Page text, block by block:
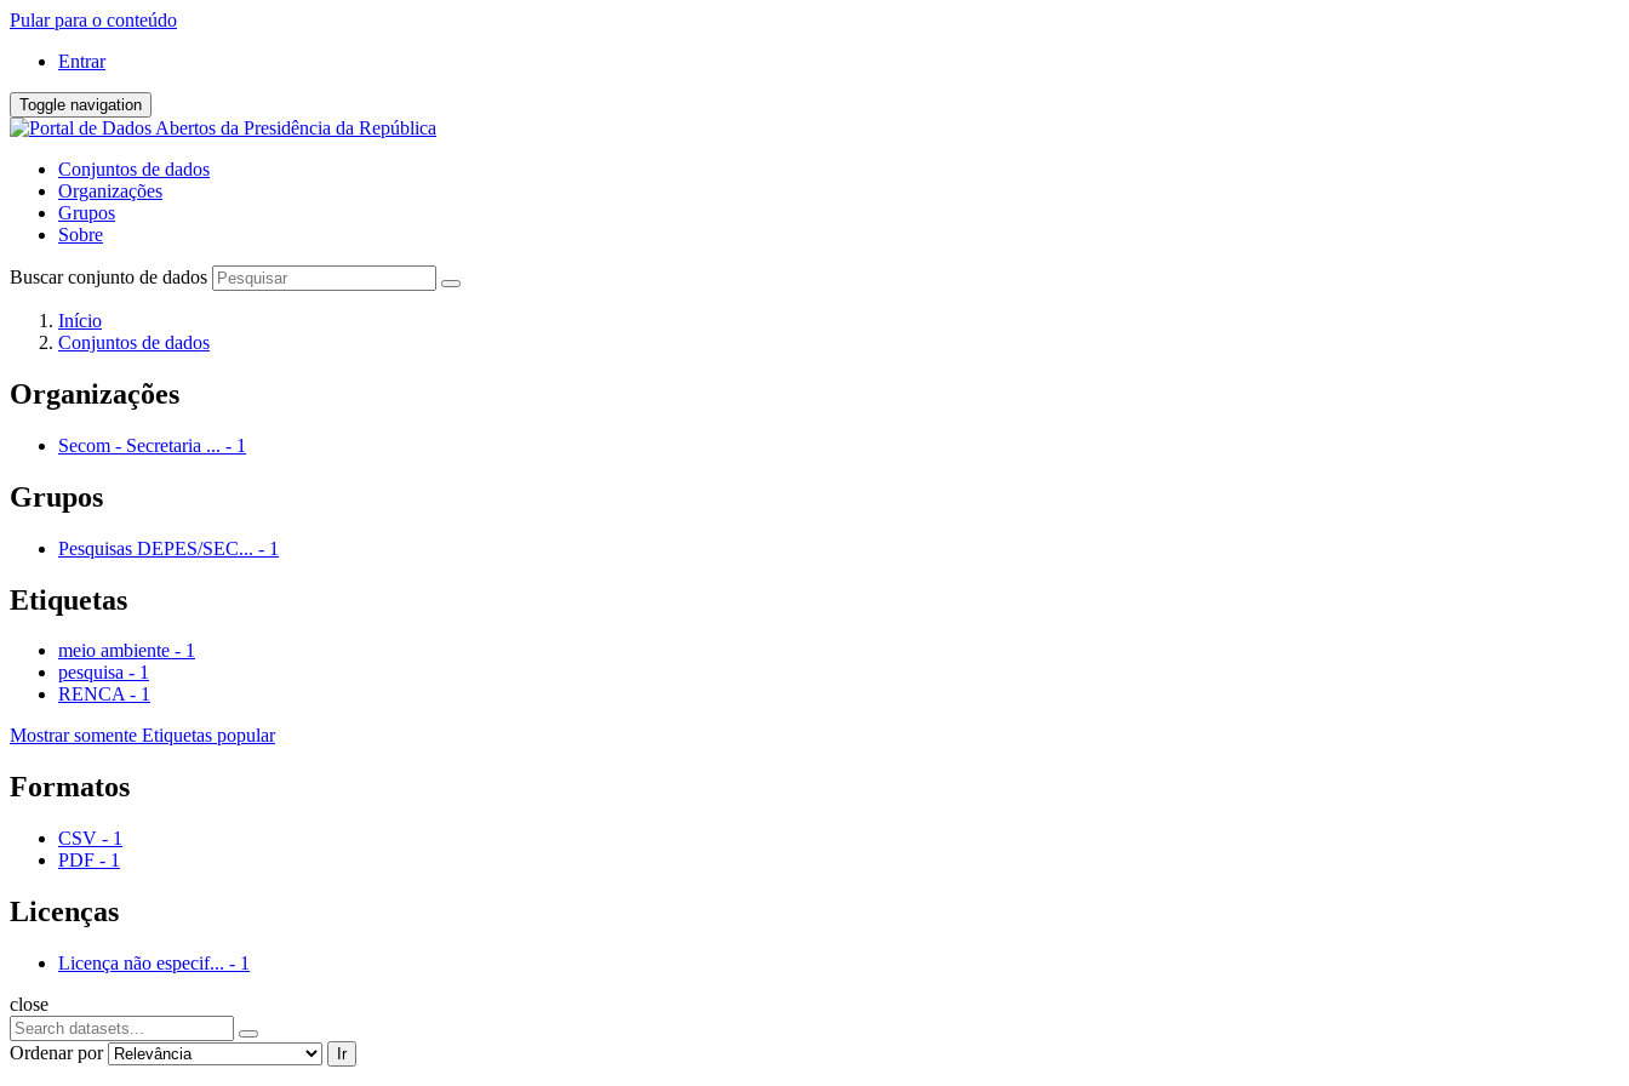
Pular para o conteúdo
Entrar
Toggle navigation
Conjuntos de dados
Organizações
Grupos
Sobre
Buscar conjunto de dados
Início
Conjuntos de dados
Organizações
Secom - Secretaria ... - 1
Grupos
Pesquisas DEPES/SEC... - 1
Etiquetas
meio ambiente - 1
pesquisa - 1
RENCA - 1
Mostrar somente Etiquetas popular
Formatos
CSV - 1
PDF - 1
Licenças
Licença não especif... - 1
close
Ordenar por Ir